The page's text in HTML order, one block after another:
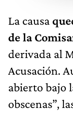
La causa
de la
derivada al
Acusación.
abierto bajo
obscenas”,